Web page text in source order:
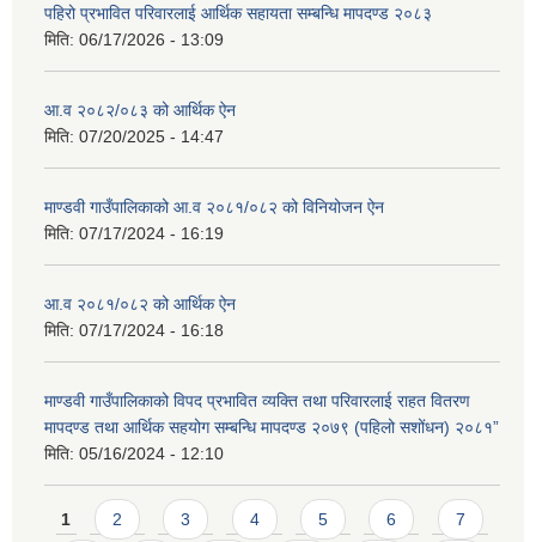
पहिरो प्रभावित परिवारलाई आर्थिक सहायता सम्बन्धि मापदण्ड २०८३
मिति: 06/17/2026 - 13:09
आ.व २०८२/०८३ को आर्थिक ऐन
मिति: 07/20/2025 - 14:47
माण्डवी गाउँपालिकाको आ.व २०८१/०८२ को विनियोजन ऐन
मिति: 07/17/2024 - 16:19
आ.व २०८१/०८२ को आर्थिक ऐन
मिति: 07/17/2024 - 16:18
माण्डवी गाउँपालिकाको विपद प्रभावित व्यक्ति तथा परिवारलाई राहत वितरण
मापदण्ड तथा आर्थिक सहयोग सम्बन्धि मापदण्ड २०७९ (पहिलो सशोंधन) २०८१”
मिति: 05/16/2024 - 12:10
Pages
1 2 3 4 5 6 7